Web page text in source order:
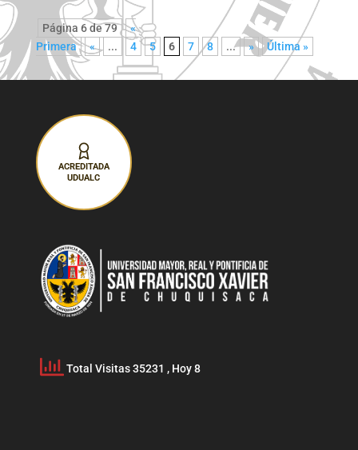
Página 6 de 79
«
Primera
« ... 4 5 6 7 8 ... » Última »
ACREDITADA
UDUALC
Total Visitas 35231 , Hoy 8